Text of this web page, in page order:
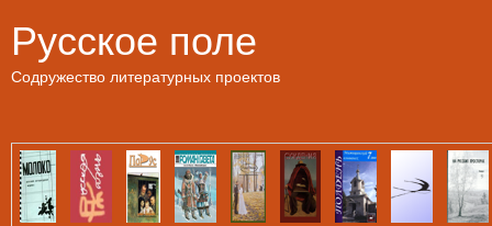
Русское поле
Содружество литературных проектов